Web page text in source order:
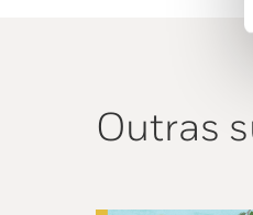
Outras